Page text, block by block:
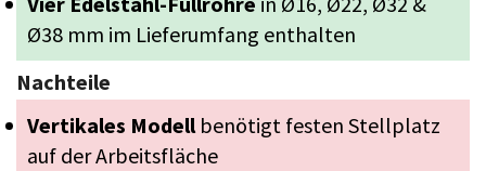
Ø38 mm im Lieferumfang enthalten
Nachteile
Vertikales Modellbenötigt festen Stellplatz
auf der Arbeitsfläche